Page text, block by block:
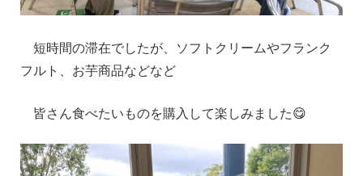
短時間の滞在でしたが、ソフトクリームやフランク
フルト、お芋商品などなど
皆さん食べたいものを購入して楽しみました😋